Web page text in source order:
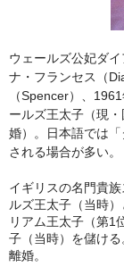
ウェールズ公妃ダ
ナ・フランセス（
（Spencer）、
ールズ王太子（現
婚）。日本語では
される場合が多い。
イギリスの名門貴
ルズ王太子（当時
リアム王太子（第1
子（当時）を儲け
離婚。